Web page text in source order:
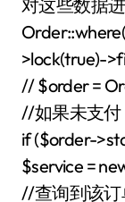
对这些数据
>lock(true)-
// $order =
//如果未支付
if ($order-
$service =
//查询到该订